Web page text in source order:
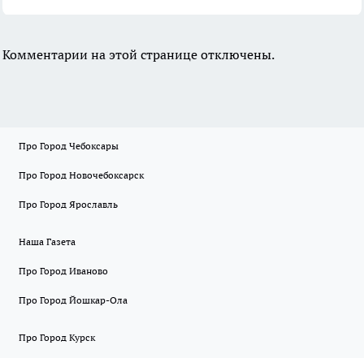
Комментарии на этой странице отключены.
Про Город Чебоксары
Про Город Новочебоксарск
Про Город Ярославль
Наша Газета
Про Город Иваново
Про Город Йошкар-Ола
Про Город Курск